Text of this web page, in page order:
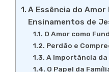
A Essência do Amor
Ensinamentos de
O Amor como
Perdão e
A Importância da
O Papel da